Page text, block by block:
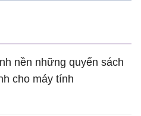
nền những quyển sách
cho máy tính